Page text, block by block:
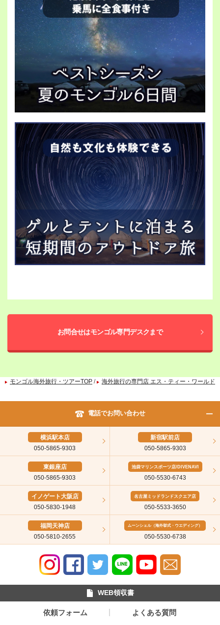
お問合せはモンゴル専門デスクまで
モンゴル海外旅行・ツアーTOP / 海外旅行の専門店 エス・ティー・ワールド
電話でお問い合わせ
横浜駅本店
050-5865-9303
新宿駅前店
050-5865-9303
東銀座店
050-5865-9303
池袋マリンスポーツ店/DIVENAVI
050-5530-6743
イノゲート大阪店
050-5830-1948
名古屋ミッドランドスクエア店
050-5533-3650
福岡天神店
050-5810-2655
ムーンシェル（海外挙式・ウエディング）
050-5530-6738
WEB領収書
依頼フォーム よくある質問